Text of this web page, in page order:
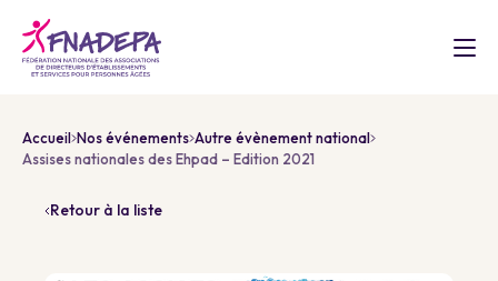
Accueil Nos événements Autre évènement national
Assises nationales des Ehpad – Edition 2021
Retour à la liste